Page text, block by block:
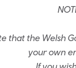
that the Welsh
your own